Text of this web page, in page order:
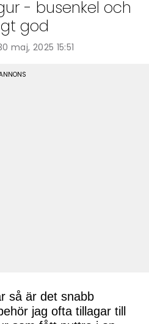
- busenkel och
god
maj, 2025 15:51
så är det snabb
jag ofta tillagar till